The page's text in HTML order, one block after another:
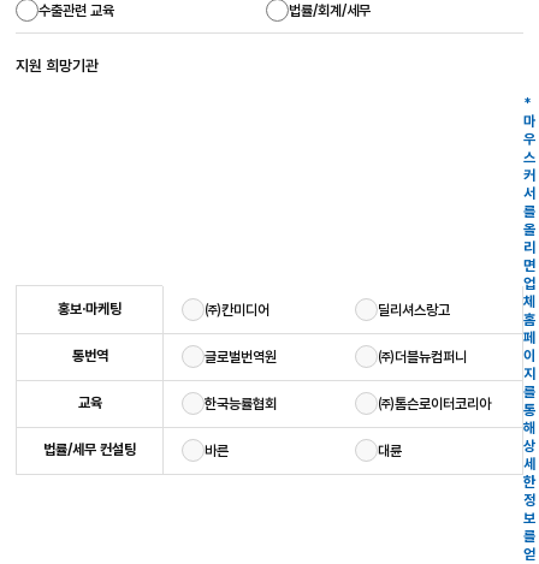
수출관련 교육
법률/회계/세무
지원 희망기관
희
관
홍보·마케팅 ㈜칸미디어 딜리셔스랑고
통번역 글로벌번역원 ㈜더블뉴컴퍼니
교육 한국능률협회 ㈜톰슨로이터코리아
법률/세무 컨설팅 바른 대륜
*
마
우
스
커
서
를
올
리
면
업
체
홈
페
이
지
를
통
해
상
세
한
정
보
를
얻